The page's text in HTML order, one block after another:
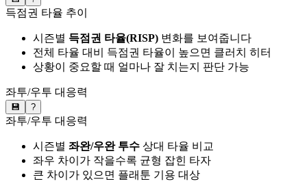
득점권 타율 추이
시즌별 득점권 타율(RISP) 변화를 보여줍니다
전체 타율 대비 득점권 타율이 높으면 클러치 히터
상황이 중요할 때 얼마나 잘 치는지 판단 가능
좌투/우투 대응력
💾 ?
좌투/우투 대응력
시즌별 좌완/우완 투수 상대 타율 비교
좌우 차이가 작을수록 균형 잡힌 타자
큰 차이가 있으면 플래툰 기용 대상